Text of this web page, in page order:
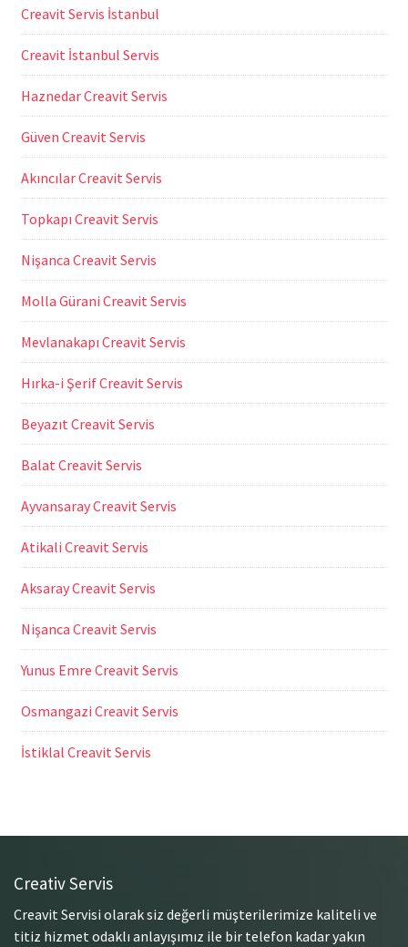
Creavit Servis İstanbul
Creavit İstanbul Servis
Haznedar Creavit Servis
Güven Creavit Servis
Akıncılar Creavit Servis
Topkapı Creavit Servis
Nişanca Creavit Servis
Molla Gürani Creavit Servis
Mevlanakapı Creavit Servis
Hırka-i Şerif Creavit Servis
Beyazıt Creavit Servis
Balat Creavit Servis
Ayvansaray Creavit Servis
Atikali Creavit Servis
Aksaray Creavit Servis
Nişanca Creavit Servis
Yunus Emre Creavit Servis
Osmangazi Creavit Servis
İstiklal Creavit Servis
Creativ Servis
Creavit Servisi olarak siz değerli müşterilerimize kaliteli ve
titiz hizmet odaklı anlayışımız ile bir telefon kadar yakın